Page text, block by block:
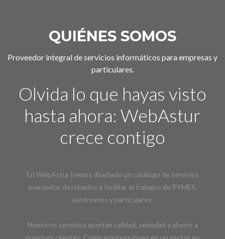
QUIÉNES SOMOS
Proveedor integral de servicios informáticos para empresas y
particulares.
Olvida lo que hayas visto
hasta ahora: WebAstur
crece contigo
En WebAstur hemos diseñado un catálogo de servicios
avanzados destinados a facilitar el trabajos de PYMES,
autónomos y particulares.
Nuestros servicios aportan calidad, seriedad y ahorro a